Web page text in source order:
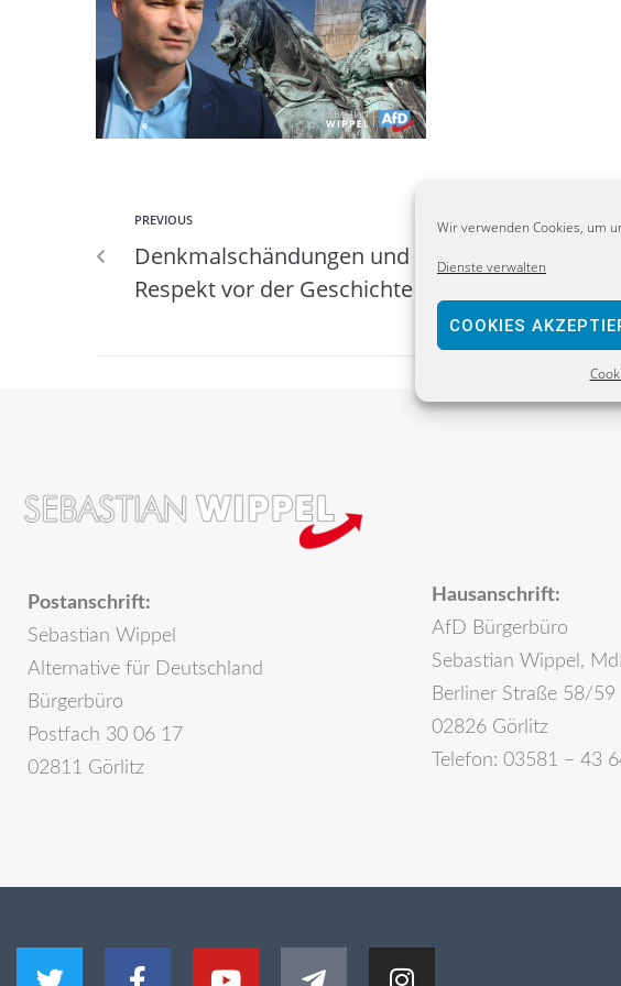
Wir verwenden Cookies, um
Dienste verwalten
COOKIES
PREVIOUS
Denkmalschändungen und
Respekt vor der Geschichte statt linker
Postanschrift:
Sebastian Wippel
Alternative für Deutschland
Bürgerbüro
Postfach 30 06 17
02811 Görlitz
Hausanschrift:
AfD Bürgerbüro
Sebastian Wippel,
Berliner Straße 58/59
02826 Görlitz
Telefon: 03581 – 43